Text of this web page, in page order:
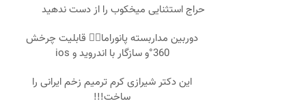
حراج استثنایی میخکوب را از دست ندهید
دوربین مداربسته پانوراما👈🏻 قابلیت چرخش
360°و سازگار با اندروید و ios
این دکتر شیرازی کرم ترمیم زخم ایرانی را
ساخت!!!